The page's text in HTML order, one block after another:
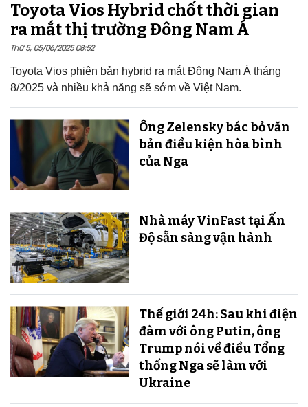
Toyota Vios Hybrid chốt thời gian
ra mắt thị trường Đông Nam Á
Thứ 5, 05/06/2025 08:52
Toyota Vios phiên bản hybrid ra mắt Đông Nam Á tháng
8/2025 và nhiều khả năng sẽ sớm về Việt Nam.
Ông Zelensky bác bỏ văn
bản điều kiện hòa bình
của Nga
Nhà máy VinFast tại Ấn
Độ sẵn sàng v​​​​​​​ận hành
Thế giới 24h: Sau khi điện
đàm với ông Putin, ông
Trump nói về điều Tổng
thống Nga sẽ làm với
Ukraine